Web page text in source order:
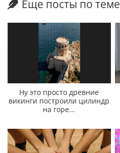
Еще посты по теме
Ну это просто древние
викинги построили цилиндр
на горе...